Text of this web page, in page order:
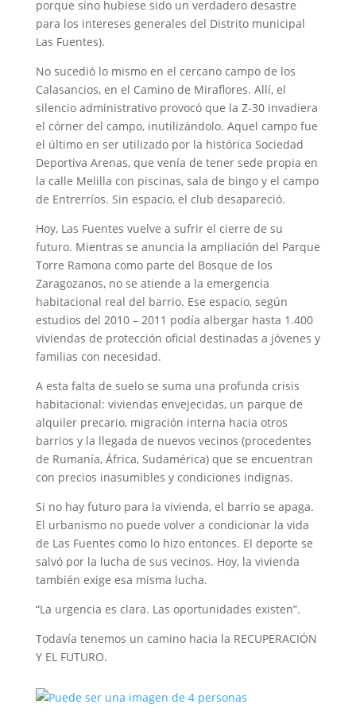
porque sino hubiese sido un verdadero desastre
para los intereses generales del Distrito municipal
Las Fuentes).
No sucedió lo mismo en el cercano campo de los
Calasancios, en el Camino de Miraflores. Allí, el
silencio administrativo provocó que la Z-30 invadiera
el córner del campo, inutilizándolo. Aquel campo fue
el último en ser utilizado por la histórica Sociedad
Deportiva Arenas, que venía de tener sede propia en
la calle Melilla con piscinas, sala de bingo y el campo
de Entrerríos. Sin espacio, el club desapareció.
Hoy, Las Fuentes vuelve a sufrir el cierre de su
futuro. Mientras se anuncia la ampliación del Parque
Torre Ramona como parte del Bosque de los
Zaragozanos, no se atiende a la emergencia
habitacional real del barrio. Ese espacio, según
estudios del 2010 – 2011 podía albergar hasta 1.400
viviendas de protección oficial destinadas a jóvenes y
familias con necesidad.
A esta falta de suelo se suma una profunda crisis
habitacional: viviendas envejecidas, un parque de
alquiler precario, migración interna hacia otros
barrios y la llegada de nuevos vecinos (procedentes
de Rumanía, África, Sudamérica) que se encuentran
con precios inasumibles y condiciones indignas.
Si no hay futuro para la vivienda, el barrio se apaga.
El urbanismo no puede volver a condicionar la vida
de Las Fuentes como lo hizo entonces. El deporte se
salvó por la lucha de sus vecinos. Hoy, la vivienda
también exige esa misma lucha.
“La urgencia es clara. Las oportunidades existen”.
Todavía tenemos un camino hacia la RECUPERACIÓN
Y EL FUTURO.